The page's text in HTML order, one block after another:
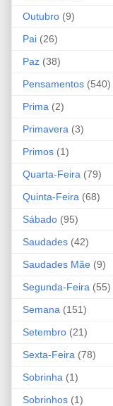
Outubro (9)
Pai (26)
Paz (38)
Pensamentos (540)
Prima (2)
Primavera (3)
Primos (1)
Quarta-Feira (79)
Quinta-Feira (68)
Sábado (95)
Saudades (42)
Saudades Mãe (9)
Segunda-Feira (55)
Semana (151)
Setembro (21)
Sexta-Feira (78)
Sobrinha (1)
Sobrinhos (1)